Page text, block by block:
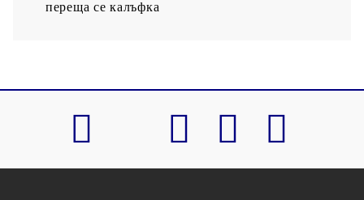
переща се калъфка